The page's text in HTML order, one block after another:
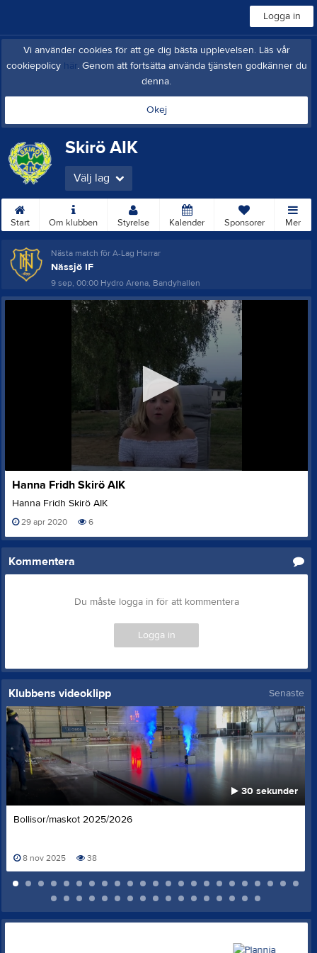
Logga in
Vi använder cookies för att ge dig bästa upplevelsen. Läs vår
cookiepolicy här. Genom att fortsätta använda tjänsten godkänner du
denna.
Okej
Skirö AIK
Välj lag
Start Om klubben Styrelse Kalender Sponsorer Mer
Nästa match för A-Lag Herrar
Nässjö IF
9 sep, 00:00 Hydro Arena, Bandyhallen
seconds
of
54
seconds
Hanna Fridh Skirö AIK
Hanna Fridh Skirö AIK
29 apr 2020 6
Kommentera
Du måste logga in för att kommentera
Logga in
Klubbens videoklipp Senaste
30 sekunder
Bollisor/maskot 2025/2026
8 nov 2025 38